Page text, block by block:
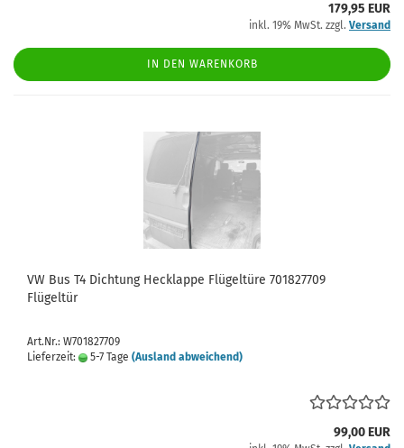
179,95 EUR
inkl. 19% MwSt. zzgl. Versand
IN DEN WARENKORB
VW Bus T4 Dichtung Hecklappe Flügeltüre 701827709
Flügeltür
Art.Nr.: W701827709
Lieferzeit:
5-7 Tage (Ausland abweichend)
99,00 EUR